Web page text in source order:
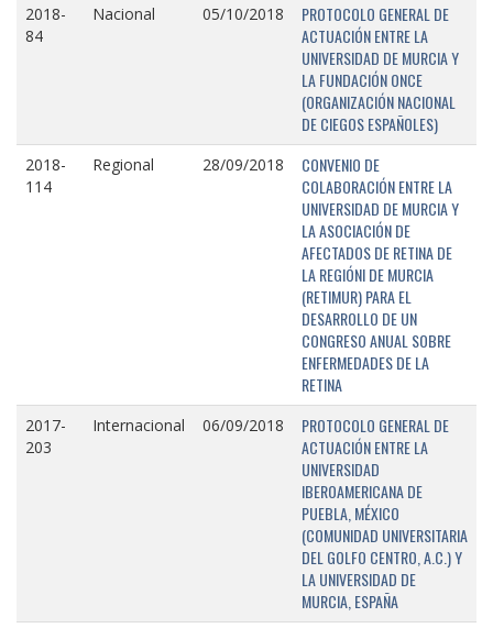
2018-
84
Nacional 05/10/2018
PROTOCOLO GENERAL DE
ACTUACIÓN ENTRE LA
UNIVERSIDAD DE MURCIA Y
LA FUNDACIÓN ONCE
(ORGANIZACIÓN NACIONAL
DE CIEGOS ESPAÑOLES)
2018-
114
Regional 28/09/2018
CONVENIO DE
COLABORACIÓN ENTRE LA
UNIVERSIDAD DE MURCIA Y
LA ASOCIACIÓN DE
AFECTADOS DE RETINA DE
LA REGIÓNI DE MURCIA
(RETIMUR) PARA EL
DESARROLLO DE UN
CONGRESO ANUAL SOBRE
ENFERMEDADES DE LA
RETINA
2017-
203
Internacional 06/09/2018
PROTOCOLO GENERAL DE
ACTUACIÓN ENTRE LA
UNIVERSIDAD
IBEROAMERICANA DE
PUEBLA, MÉXICO
(COMUNIDAD UNIVERSITARIA
DEL GOLFO CENTRO, A.C.) Y
LA UNIVERSIDAD DE
MURCIA, ESPAÑA